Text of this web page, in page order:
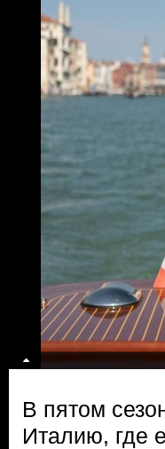
В пятом
Италию, где